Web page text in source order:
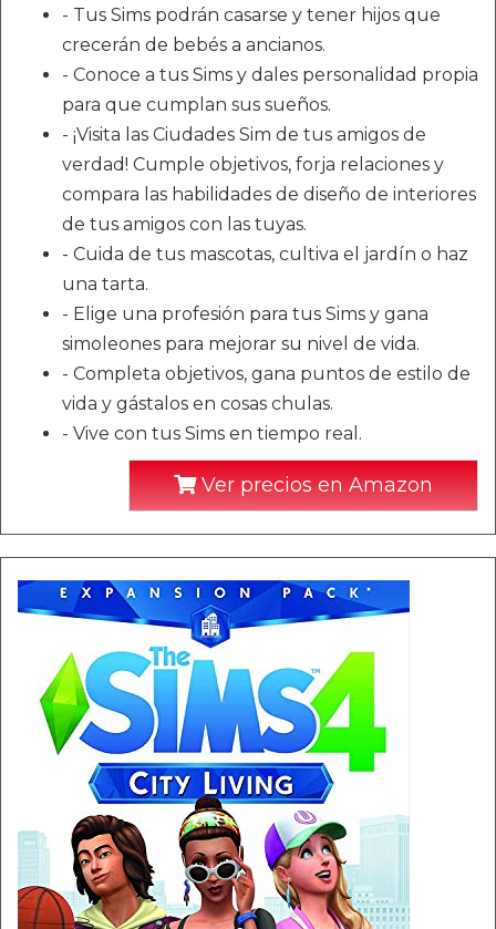
- Tus Sims podrán casarse y tener hijos que
crecerán de bebés a ancianos.
- Conoce a tus Sims y dales personalidad propia
para que cumplan sus sueños.
- ¡Visita las Ciudades Sim de tus amigos de
verdad! Cumple objetivos, forja relaciones y
compara las habilidades de diseño de interiores
de tus amigos con las tuyas.
- Cuida de tus mascotas, cultiva el jardín o haz
una tarta.
- Elige una profesión para tus Sims y gana
simoleones para mejorar su nivel de vida.
- Completa objetivos, gana puntos de estilo de
vida y gástalos en cosas chulas.
- Vive con tus Sims en tiempo real.
Ver precios en Amazon